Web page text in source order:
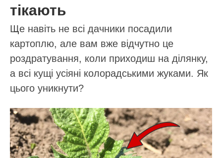
тікають
Ще навіть не всі дачники посадили
картоплю, але вам вже відчутно це
роздратування, коли приходиш на ділянку,
а всі кущі усіяні колорадськими жуками. Як
цього уникнути?